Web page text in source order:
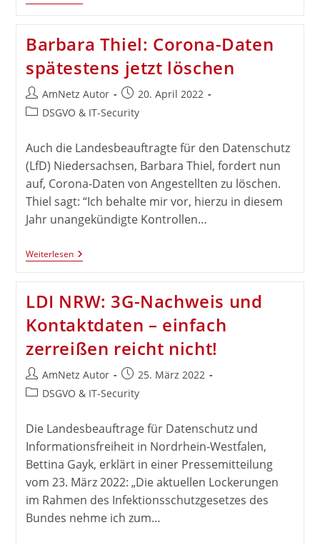
Esprimo
In-
One-
Desktop-
PC
Barbara Thiel: Corona-Daten
spätestens jetzt löschen
Beitrags-
Autor:
AmNetz Autor
Beitrag
veröffentlicht:
20. April 2022
Beitrags-
DSGVO & IT-Security
Auch die Landesbeauftragte für den Datenschutz
(LfD) Niedersachsen, Barbara Thiel, fordert nun
auf, Corona-Daten von Angestellten zu löschen.
Thiel sagt: “Ich behalte mir vor, hierzu in diesem
Jahr unangekündigte Kontrollen…
WeiterlesenBarbara
Thiel:
Spätestens
Jetzt
Löschen
LDI NRW: 3G-Nachweis und
Kontaktdaten – einfach
zerreißen reicht nicht!
Beitrags-
Autor:
AmNetz Autor
Beitrag
veröffentlicht:
25. März 2022
Beitrags-
DSGVO & IT-Security
Die Landesbeauftrage für Datenschutz und
Informationsfreiheit in Nordrhein-Westfalen,
Bettina Gayk, erklärt in einer Pressemitteilung
vom 23. März 2022: „Die aktuellen Lockerungen
im Rahmen des Infektionsschutzgesetzes des
Bundes nehme ich zum…